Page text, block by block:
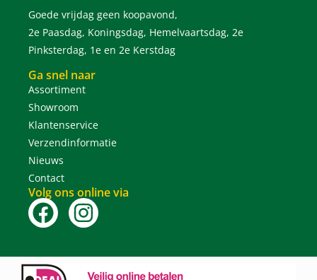
Goede vrijdag geen koopavond,
2e Paasdag, Koningsdag, Hemelvaartsdag, 2e
Pinksterdag, 1e en 2e Kerstdag
Ga snel naar
Assortiment
Showroom
Klantenservice
Verzendinformatie
Nieuws
Contact
Volg ons online via